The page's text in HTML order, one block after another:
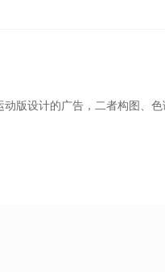
版设计的广告，二者构图、